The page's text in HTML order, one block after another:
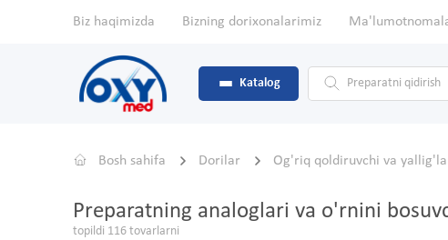
Biz haqimizda Bizning dorixonalarimiz
Katalog
Bosh sahifa Dorilar Og'riq qoldiruvchi va
Preparatning analoglari va o'rnini
topildi 116 tovarlarni